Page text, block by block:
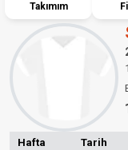
Takımım
Hafta Tarih